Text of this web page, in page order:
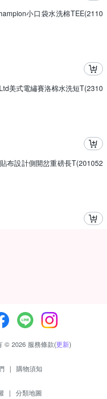
小口袋水洗棉TEE(2110
美式電繡賽洛棉水洗短T(2310
布設計側開岔重磅長T(201052
© 2026 服務條款(更新)
| 購物須知
| 分類地圖